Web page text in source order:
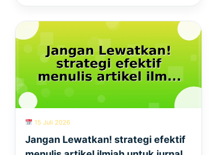
15 Juli 2026
Jangan Lewatkan! strategi efektif